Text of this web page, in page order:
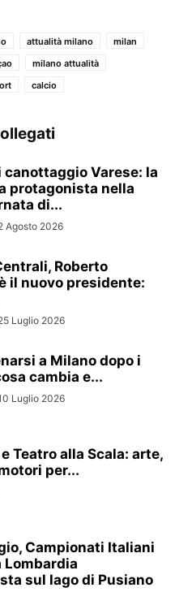
attualità milano
milan
milano attualità
calcio
canottaggio Varese: la
protagonista nella
di...
Agosto 2026
Roberto
il nuovo presidente:
Luglio 2026
a Milano dopo i
cambia e...
Luglio 2026
Teatro alla Scala: arte,
per...
Campionati Italiani
Lombardia
sul lago di Pusiano